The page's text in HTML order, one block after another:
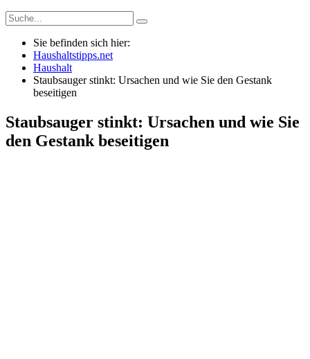
Sie befinden sich hier:
Haushaltstipps.net
Haushalt
Staubsauger stinkt: Ursachen und wie Sie den Gestank
beseitigen
Staubsauger stinkt: Ursachen und wie Sie
den Gestank beseitigen